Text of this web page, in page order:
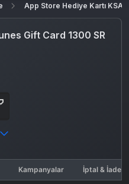
App Store Hediye Kartı KSA
Gift Card 1300 SR
Kampanyalar İptal & İade